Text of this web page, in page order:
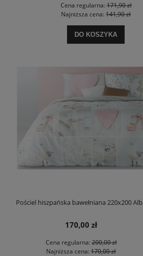
Cena regularna:171,90 zł
Najniższa cena: 141,90 zł
DO KOSZYKA
Pościel hiszpańska bawełniana 220x200
170,00 zł
Cena regularna:200,00 zł
Najniższa cena: 170,00 zł